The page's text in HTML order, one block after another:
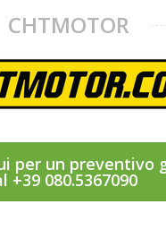
CHTMOTOR
per un preventivo
+39 080.5367090